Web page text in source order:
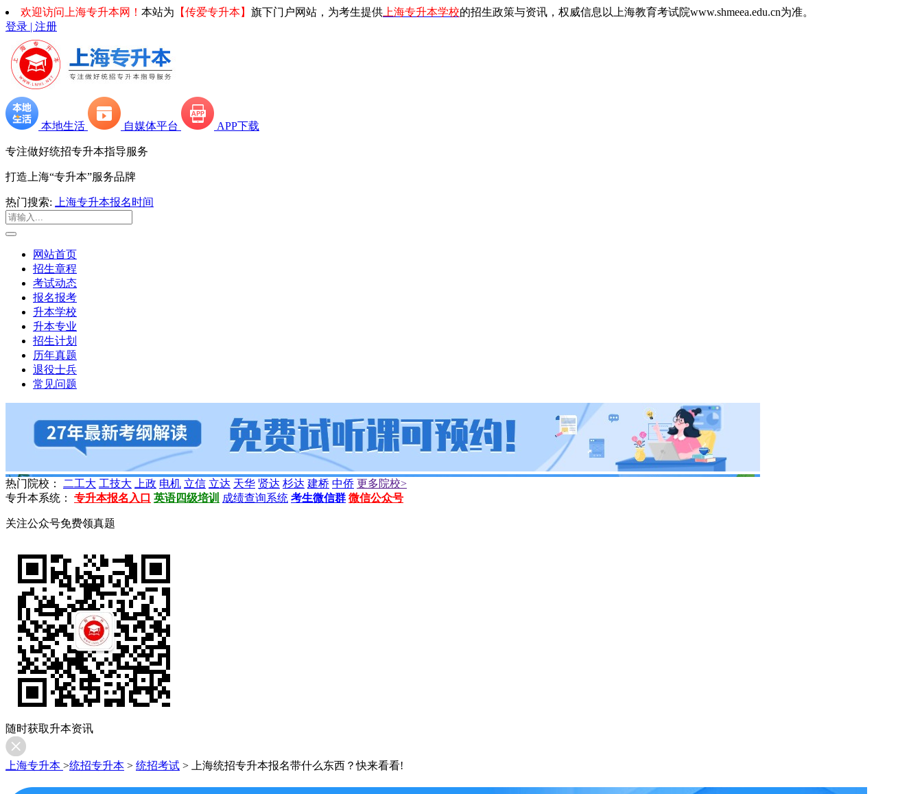
欢迎访问上海专升本网！ 本站为 【传爱专升本】 旗下门户网站，为考生提供 上海专升本学校的招生政策与资讯，权威信息以上海教育考试院www.shmeea.edu.cn为准。
登录 | 注册
本地生活 自媒体平台 APP下载
专注做好统招专升本指导服务
打造上海“专升本”服务品牌
热门搜索: 上海专升本报名时间
网站首页
招生章程
考试动态
报名报考
升本学校
升本专业
招生计划
历年真题
退役士兵
常见问题
热门院校： 二工大 工技大 上政 电机 立信 立达 天华 贤达 杉达 建桥 中侨 更多院校>
专升本系统：
专升本报名入口 英语四级培训 成绩查询系统 考生微信群 微信公众号
关注公众号免费领真题
随时获取升本资讯
上海专升本 >统招专升本 > 统招考试 > 上海统招专升本报名带什么东西？快来看看!